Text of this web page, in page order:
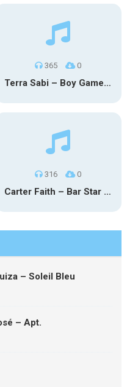
365 0
Terra Sabi – Boy Game X Marcia Cruz
316 0
Carter Faith – Bar Star Vevo
– Soleil Bleu
– Apt.